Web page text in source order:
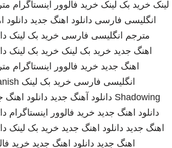
لینک خرید بک لینک خرید فالوور اینستاگرام
انگلیسی فارسی دانلود اهنگ جدید دانلود
مترجم انگلیسی فارسی خرید بک لینک
اهنگ جدید خرید بک لینک خرید بک لینک
اهنگ جدید خرید فالوور اینستاگرام
انگلیسی فارسی خرید بک لینک
Shadowing دانلود آهنگ جدید دانلود اهنگ
دانلود اهنگ جدید خرید فالوور اینستاگرام
اهنگ جدید دانلود اهنگ جدید خرید بک لینک
اهنگ جدید دانلود اهنگ جدید خرید